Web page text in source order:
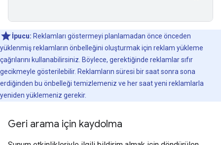
İpucu: Reklamları göstermeyi planlamadan önce önceden
yüklenmiş reklamların önbelleğini oluşturmak için reklam yükleme
çağrılarını kullanabilirsiniz. Böylece, gerektiğinde reklamlar sıfır
gecikmeyle gösterilebilir. Reklamların süresi bir saat sonra sona
erdiğinden bu önbelleği temizlemeniz ve her saat yeni reklamlarla
yeniden yüklemeniz gerekir.
Geri arama için kaydolma